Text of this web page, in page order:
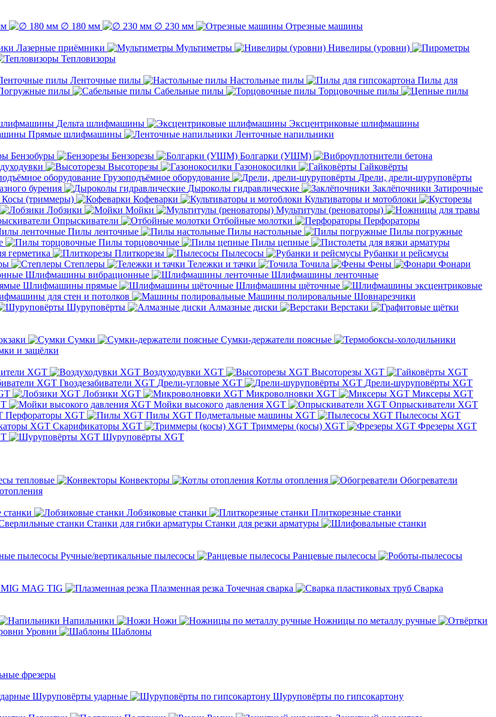
∅ 180 мм ∅ 230 мм
Отрезные машины
Лазерные приёмники Мультиметры
Нивелиры (уровни)
Тепловизоры
Ленточные пилы Настольные пилы
Пилы для
пилы Сабельные пилы
Торцовочные пилы
Дельта шлифмашины
Эксцентриковые шлифмашины
Прямые шлифмашины
Ленточные напильники
Бензобуры Бензорезы
Болгарки (УШМ)
Высоторезы Газонокосилки
Гайковёрты
Грузоподъёмное оборудование
Дрели, дрели-шуруповёрты
бурения Дыроколы гидравлические Заклёпочники Затирочные
Косы (триммеры) Кофеварки
Культиваторы и мотоблоки
Лобзики Мойки
Мультитулы (реноваторы)
Опрыскиватели Отбойные молотки
Перфораторы
Пилы ленточные Пилы настольные
Пилы погружные
Пилы торцовочные
Пилы цепные
герметика Плиткорезы Пылесосы
Рубанки и рейсмусы
Степлеры Тележки и тачки Точила Фены
Фонари
Шлифмашины вибрационные
Шлифмашины ленточные
Шлифмашины прямые
Шлифмашины щёточные
для стен и потолков Машины полировальные Шовнарезчики
Шуруповёрты Алмазные диски
Верстаки
Сумки
Сумки-держатели поясные
и защёлки
XGT Воздуходувки XGT
Высоторезы XGT
Гвоздезабиватели XGT Дрели-угловые XGT
Дрели-шуруповёрты XGT
Лобзики XGT Микроволновки XGT
Миксеры XGT
Мойки высокого давления XGT
Опрыскиватели XGT
Перфораторы XGT Пилы XGT Подметальные машины XGT
Пылесосы XGT
Скарификаторы XGT Триммеры (косы) XGT
Фрезеры XGT
Шуруповёрты XGT
тепловые Конвекторы Котлы отопления
Обогреватели
Лобзиковые станки
Плиткорезные станки
станки Станки для гибки арматуры Станки для резки арматуры
Ручные/вертикальные пылесосы
Ранцевые пылесосы
MAG TIG Плазменная резка Точечная сварка
Cварка
Напильники Ножи
Ножницы по металлу ручные
Уровни
Шаблоны
фрезеры
Шуруповёрты ударные
Шуруповёрты по гипсокартону